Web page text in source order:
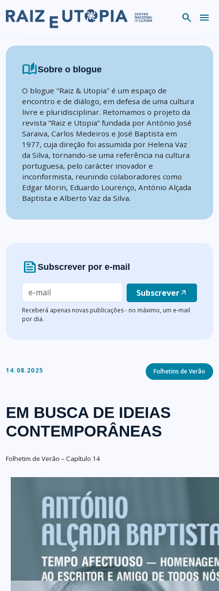
search menu
auto_storiesSobre o blogue
O blogue "Raiz & Utopia" é um espaço de
encontro e de diálogo, em defesa de uma cultura
livre e pluridisciplinar. Retomamos o projeto da
revista “Raiz e Utopia” fundada por António José
Saraiva, Carlos Medeiros e José Baptista em
1977, cuja direção foi assumida por Helena Vaz
da Silva, tornando-se uma referência na cultura
portuguesa, pelo carácter inovador e
inconformista, reunindo colaboradores como
Edgar Morin, Eduardo Lourenço, António Alçada
Baptista e Alberto Vaz da Silva.
news Subscrever por e-mail
Subscreverarrow_outward
Receberá apenas novas publicações - no máximo, um e-mail
por dia.
14.08.2025 Categories
Folhetins de Verão
EM BUSCA DE IDEIAS
CONTEMPORÂNEAS
Folhetim de Verão – Capítulo 14